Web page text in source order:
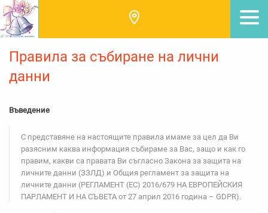
Правила за събиране на лични
данни
Въведение
С представяне на настоящите правила имаме за цел да Ви
разясним каква информация събираме за Вас, защо и как го
правим, какви са правата Ви съгласно Закона за защита на
личните данни (ЗЗЛД) и Общия регламент за защита на
личните данни (РЕГЛАМЕНТ (ЕС) 2016/679 НА ЕВРОПЕЙСКИЯ
ПАРЛАМЕНТ И НА СЪВЕТА от 27 април 2016 година – GDPR).